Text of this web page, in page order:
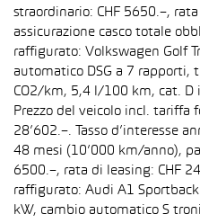
straordinario: CHF 5650.–,
assicurazione casco totale
raffigurato: Volkswagen Golf
automatico DSG a 7 rapporti,
CO2/km, 5,4 l/100 km, cat. D
Prezzo del veicolo incl. tariffa
28’602.–. Tasso d’interesse
48 mesi (10’000 km/anno),
6500.–, rata di leasing: CHF
raffigurato: Audi A1
kW, cambio automatico S